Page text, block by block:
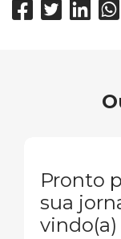
Pronto
sua
vindo(a)